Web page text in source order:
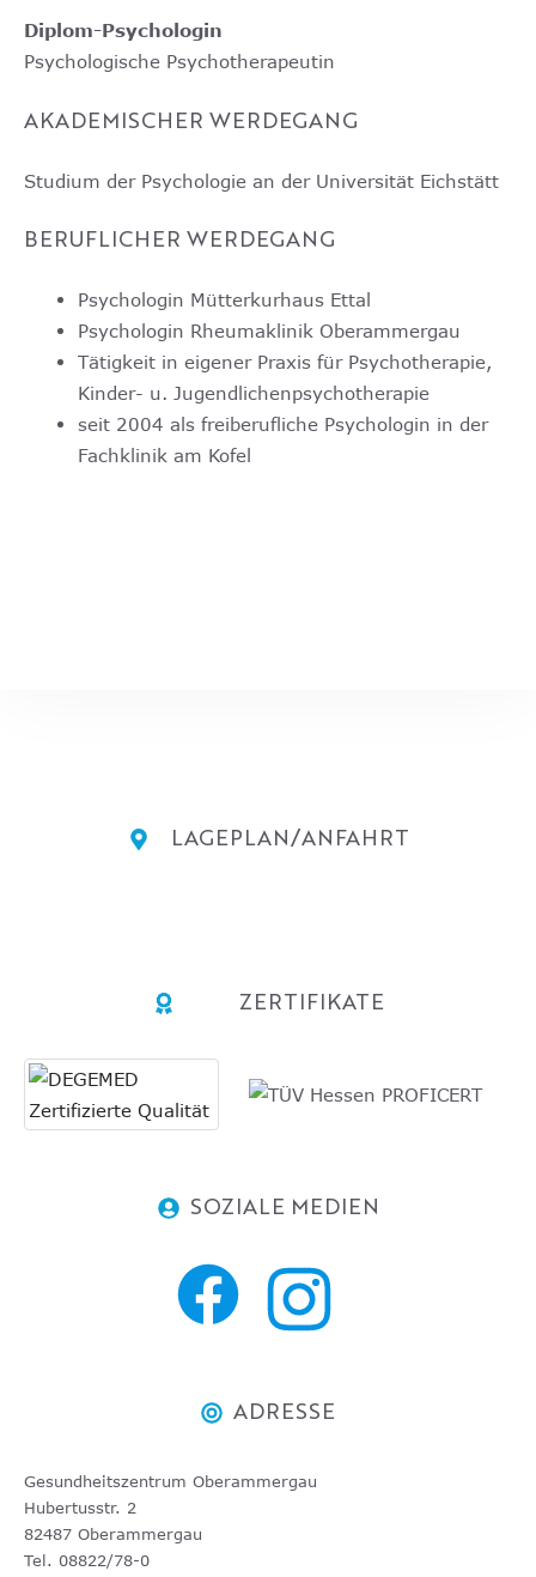
Diplom-Psychologin
Psychologische Psychotherapeutin
AKADEMISCHER WERDEGANG
Studium der Psychologie an der Universität Eichstätt
BERUFLICHER WERDEGANG
Psychologin Mütterkurhaus Ettal
Psychologin Rheumaklinik Oberammergau
Tätigkeit in eigener Praxis für Psychotherapie,
Kinder- u. Jugendlichenpsychotherapie
seit 2004 als freiberufliche Psychologin in der
Fachklinik am Kofel
LAGEPLAN/ANFAHRT
ZERTIFIKATE
SOZIALE MEDIEN
ADRESSE
Gesundheitszentrum Oberammergau
Hubertusstr. 2
82487 Oberammergau
Tel. 08822/78-0